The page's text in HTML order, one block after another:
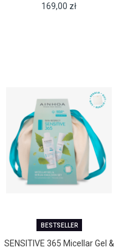
169,00 zł
BESTSELLER
SENSITIVE 365 Micellar Gel &